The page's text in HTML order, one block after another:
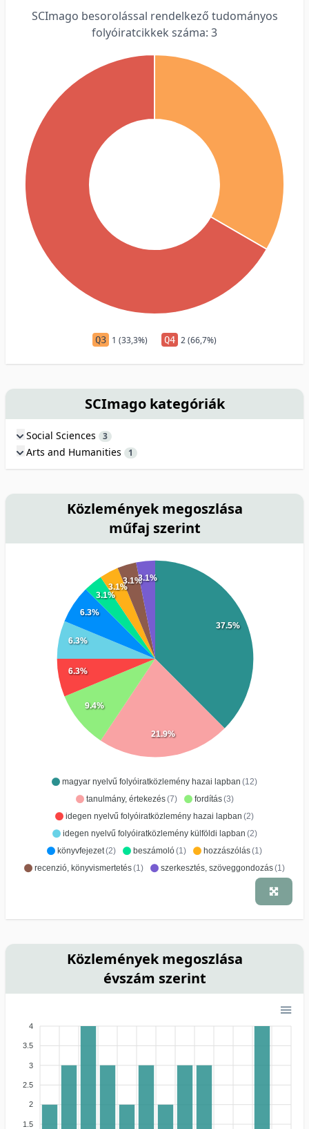
SCImago besorolással rendelkező tudományos
folyóiratcikkek száma: 3
Q3 1 (33,3%) Q4 2 (66,7%)
SCImago kategóriák
Social Sciences 3
Arts and Humanities 1
Közlemények megoszlása
műfaj szerint
magyar nyelvű folyóiratközlemény hazai lapban (12)
tanulmány, értekezés(7) fordítás(3)
idegen nyelvű folyóiratközlemény hazai lapban (2)
idegen nyelvű folyóiratközlemény külföldi lapban (2)
könyvfejezet(2) beszámoló(1) hozzászólás(1)
recenzió, könyvismertetés(1) szerkesztés, szöveggondozás(1)
37.5%
21.9%
9.4%
6.3%
6.3%
6.3%
3.1%
3.1%
3.1%3.1%
Közlemények megoszlása
évszám szerint
4
3.5
3
2.5
2
1.5